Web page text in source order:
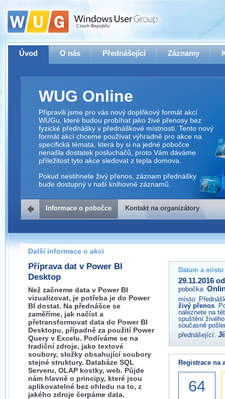
Úvod O nás Přednášející Záznamy
WUG Online
Připravili jsme pro vás nový doplňkový formát akcí
WUGu, které budou probíhat jako živé přenosy bez
fyzické přednášky v přednáškové místnosti. Tento nový
formát akcí chceme používat výhradně pro akce na
specifická témata, která by si na jedné pobočce
nenašla dostatek posluchačů, proto Vám dáváme
příležitost tyto akce sledovat z tepla domova.
Pokud nestihnete živý přenos, záznam přednášky
bude dostupný v naší knihovně záznamů.
Kontakt na organizátory
Pokud máte jakýkoliv dotaz na organizátory této akce,
prosím neváhejte nás kontaktovat na e-mailu:
Informace o pobočce Kontakt na organizátory
Další informace o akci
Příprava dat v Power BI
Desktop
Než začneme data v Power BI
vizualizovat, je potřeba je do Power
BI dostat. Na přednášce se
zaměříme, jak načíst a
přetransformovat data do Power BI
Desktopu, případně za použití Power
Query v Excelu. Podíváme se na
tradiční zdroje, jako textové
soubory, složky obsahující soubory
stejné struktury. Databáze SQL
Serveru, OLAP kostky, web. Půjde
nám hlavně o principy, které jsou
aplikovatelné bez ohledu na to, z
jakého zdroje čerpáme data.
Datum a
29.11.2016
pobočka:
místo:
živý přenos.
naleznete na
spuštění
současně
přednášející:
Registrace na
64